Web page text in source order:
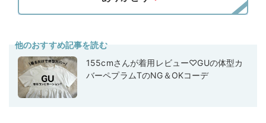
他のおすすめ記事を読む
155cmさんが着用レビュー♡GUの体型カ
バーペプラムTのNG＆OKコーデ